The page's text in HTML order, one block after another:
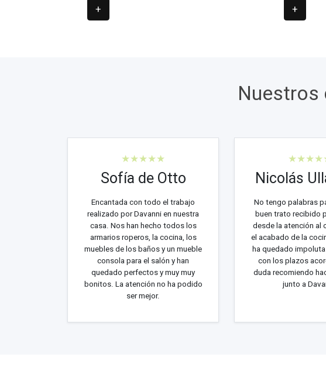
+ +
Nuestros
★★★★★
Sofía de Otto
Encantada con todo el trabajo
realizado por Davanni en nuestra
casa. Nos han hecho todos los
armarios roperos, la cocina, los
muebles de los baños y un mueble
consola para el salón y han
quedado perfectos y muy muy
bonitos. La atención no ha podido
ser mejor.
Nicolás
No tengo palabras
buen trato recibido
desde la atención al
el acabado de la
ha quedado
con los plazos
duda recomiendo
junto a